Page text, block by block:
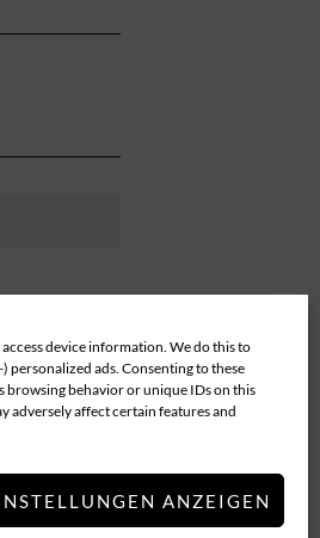
device information. We do this to
personalized ads. Consenting to these
browsing behavior or unique IDs on this
adversely affect certain features and
ANZEIGEN